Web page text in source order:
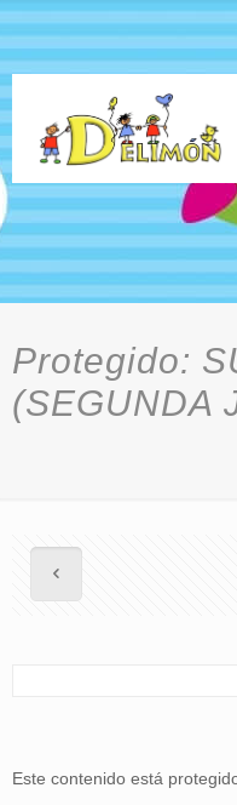
Protegido:
(SEGUNDA
Este contenido está